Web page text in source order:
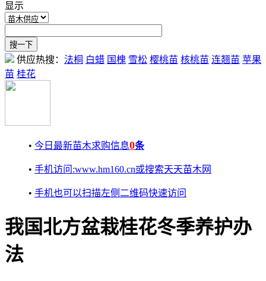
显示
供应热搜： 法桐 白蜡 国槐 雪松 樱桃苗 核桃苗 连翘苗 苹果
苗 桂花
• 今日最新苗木求购信息0条
• 手机访问:www.hm160.cn或搜索天天苗木网
• 手机也可以扫描左侧二维码快速访问
我国北方盆栽桂花冬季养护办
法